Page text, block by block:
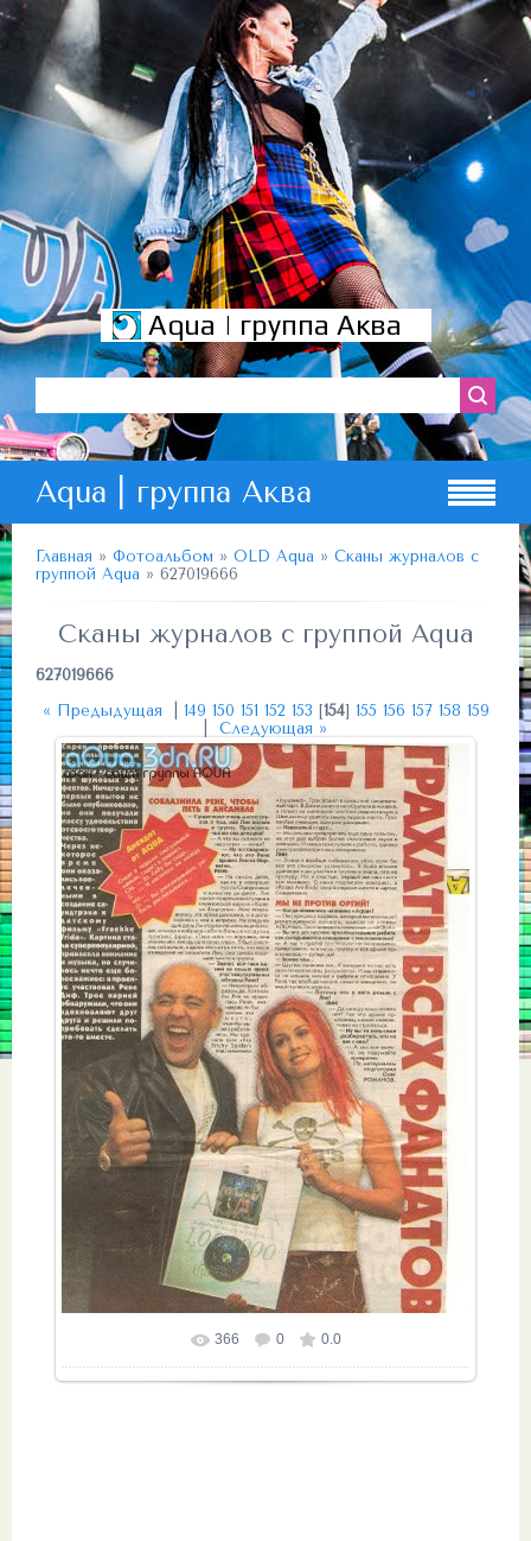
Aqua | группа Аква
Aqua | группа Аква
Главная » Фотоальбом » OLD Aqua » Сканы журналов с
группой Aqua » 627019666
Сканы журналов с группой Aqua
627019666
« Предыдущая
149 150 151 152 153 [154] 155 156 157 158 159
Следующая »
366 0 0.0